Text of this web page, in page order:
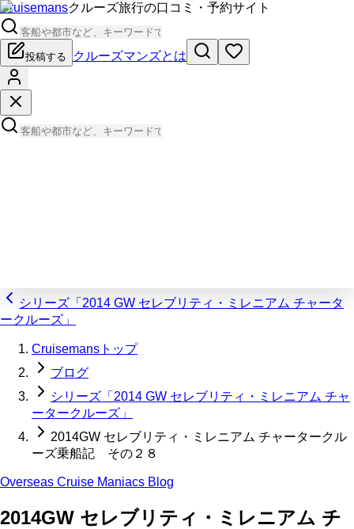
Cruisemansクルーズ旅行の口コミ・予約サイト
投稿する クルーズマンズとは
シリーズ「2014 GW セレブリティ・ミレニアム チャータ
ークルーズ」
Cruisemansトップ
ブログ
シリーズ「2014 GW セレブリティ・ミレニアム チャ
ータークルーズ」
2014GW セレブリティ・ミレニアム チャータークル
ーズ乗船記 その２８
Overseas Cruise Maniacs Blog
2014GW セレブリティ・ミレニアム チ